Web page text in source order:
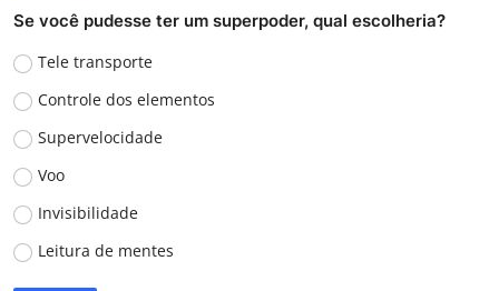
Se você pudesse ter um superpoder, qual escolheria?
Tele transporte
Controle dos elementos
Supervelocidade
Voo
Invisibilidade
Leitura de mentes